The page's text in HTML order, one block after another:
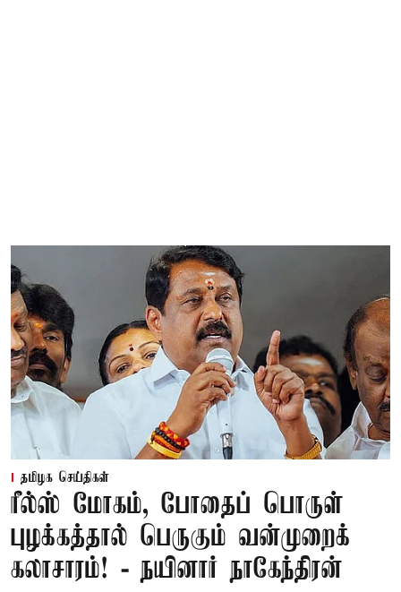
தமிழக செய்திகள்
ரீல்ஸ் மோகம், போதைப் பொருள்
புழக்கத்தால் பெருகும் வன்முறைக்
கலாசாரம்! - நயினார் நாகேந்திரன்